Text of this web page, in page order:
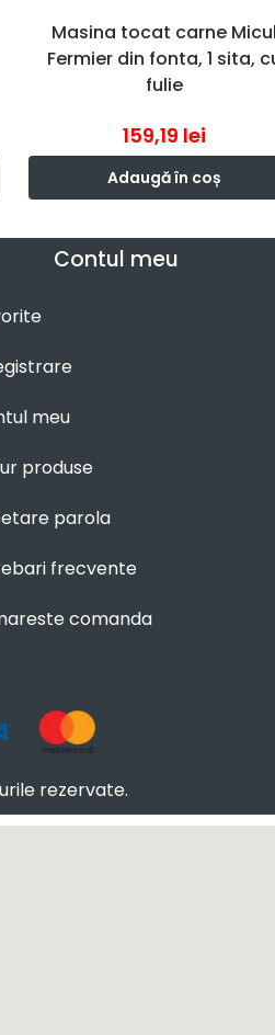
Masina tocat carne Micul
Fermier din fonta, 1 sita,
fulie
159,19 lei
Adaugă în coș
Contul meu
meu
produse
parola
frecvente
comanda
rezervate.